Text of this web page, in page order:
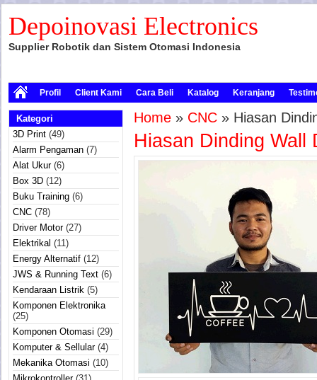
Depoinovasi Electronics
Supplier Robotik dan Sistem Otomasi Indonesia
Profil Client Kami Cara Beli Katalog Keranjang
Kategori
3D Print (49)
Alarm Pengaman (7)
Alat Ukur(6)
Box 3D (12)
Buku Training (6)
CNC (78)
Driver Motor(27)
Elektrikal (11)
Energy Alternatif (12)
JWS & Running Text (6)
Kendaraan Listrik (5)
Komponen Elektronika
(25)
Komponen Otomasi (29)
Komputer & Sellular(4)
Mekanika Otomasi (10)
Home » CNC » Hiasan
Hiasan Dinding Wall